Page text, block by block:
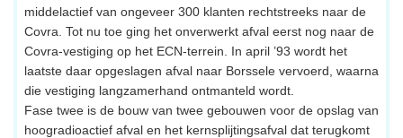
middelactief van ongeveer 300 klanten rechtstreeks naar de
Covra. Tot nu toe ging het onverwerkt afval eerst nog naar de
Covra-vestiging op het ECN-terrein. In april ’93 wordt het
laatste daar opgeslagen afval naar Borssele vervoerd, waarna
die vestiging langzamerhand ontmanteld wordt.
Fase twee is de bouw van twee gebouwen voor de opslag van
hoogradioactief afval en het kernsplijtingsafval dat terugkomt